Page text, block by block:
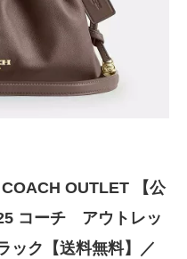
OUTLET 【公
コーチ アウトレッ
ック【送料無料】／